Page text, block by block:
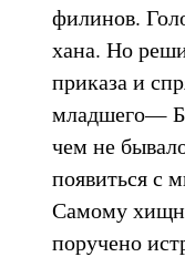
филинов.
хана. Но
приказа и
младшего—
чем не
появиться с
Самому
поручено